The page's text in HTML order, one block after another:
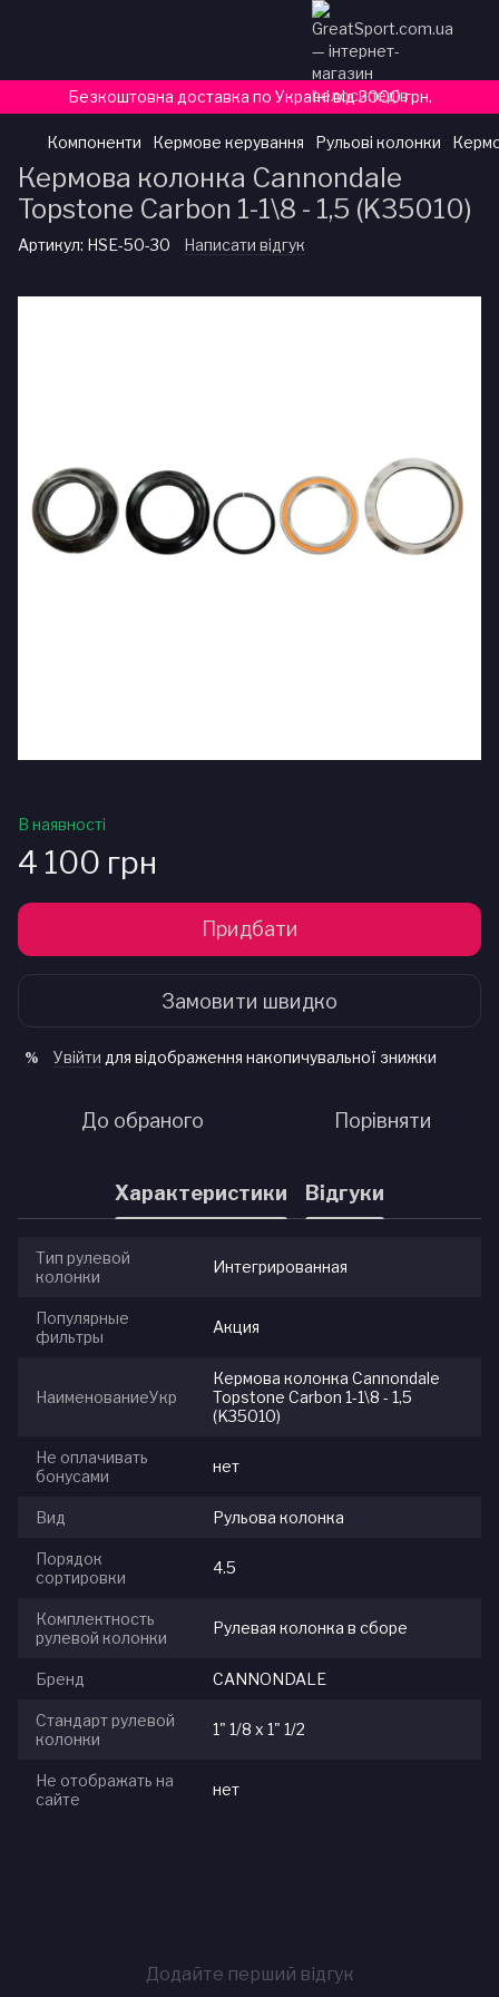
Безкоштовна доставка по Україні від 3000 грн.
Компоненти Кермове керування Рульові колонки
Кермова колонка Cannondale
Topstone Carbon 1-1\8 - 1,5 (K35010)
Артикул: HSE-50-30 Написати відгук
В наявності
4 100 грн
Придбати
Замовити швидко
% Увійти для відображення накопичувальної знижки
До обраного Порівняти
Характеристики Відгуки
Тип рулевой
колонки
Интегрированная
Популярные
фильтры
Акция
НаименованиеУкр
Кермова колонка Cannondale
Topstone Carbon 1-1\8 - 1,5
(K35010)
Не оплачивать
бонусами
нет
Вид Рульова колонка
Порядок
сортировки
4.5
Комплектность
рулевой колонки
Рулевая колонка в сборе
Бренд CANNONDALE
Стандарт рулевой
колонки
1" 1/8 х 1" 1/2
Не отображать на
сайте
нет
Додайте перший відгук